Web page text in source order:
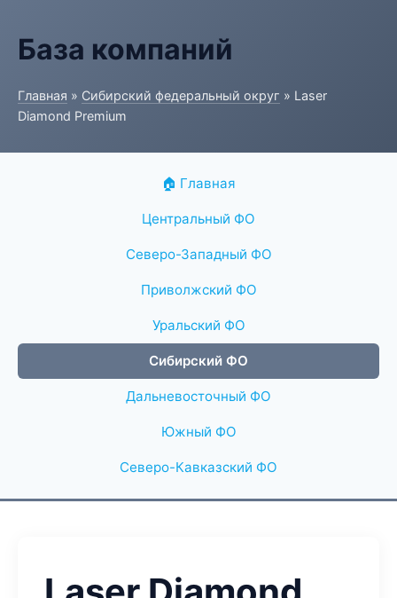
База компаний
Главная » Сибирский федеральный округ » Laser
Diamond Premium
🏠 Главная
Центральный ФО
Северо-Западный ФО
Приволжский ФО
Уральский ФО
Сибирский ФО
Дальневосточный ФО
Южный ФО
Северо-Кавказский ФО